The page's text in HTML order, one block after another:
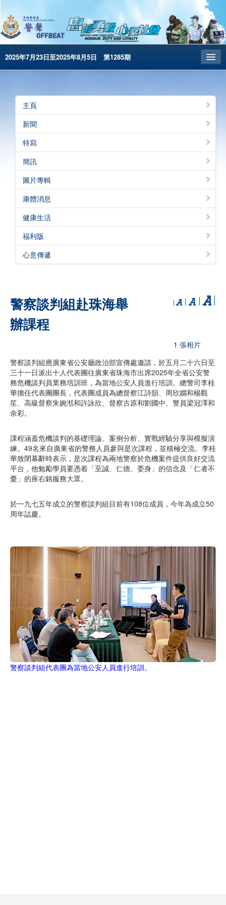
2025年7月23日至2025年8月5日 第1285期
昔日警聲
警務處主頁
简体版
English
電子書版
警聲特刊
主頁
新聞
特寫
簡訊
圖片專輯
康體消息
健康生活
福利版
心意傳遞
警察談判組赴珠海舉
辦課程
1 張相片
警察談判組應廣東省公安廳政治部宣傳處邀請，於五月二十六日至
三十一日派出十人代表團往廣東省珠海市出席2025年全省公安警
務危機談判員業務培訓班，為當地公安人員進行培訓。總警司李桂
華擔任代表團團長，代表團成員為總督察江詩韻、周欣嫺和楊觀
笙、高級督察朱婉湉和許詠欣、督察古原和劉國中、警員梁冠澤和
余彩。
課程涵蓋危機談判的基礎理論、案例分析、實戰經驗分享與模擬演
練。49名來自廣東省的警務人員參與是次課程，並積極交流。李桂
華致閉幕辭時表示，是次課程為兩地警察於危機案件提供良好交流
平台，他勉勵學員要憑着「至誠、仁德、委身」的信念及「仁者不
憂」的座右銘服務大眾。
於一九七五年成立的警察談判組目前有108位成員，今年為成立50
周年誌慶。
警察談判組代表團為當地公安人員進行培訓。